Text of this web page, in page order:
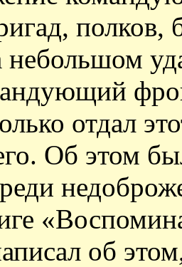
полков,
небольшом
отдал
Об этом
об